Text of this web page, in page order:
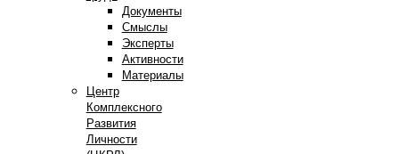
Документы
Смыслы
Эксперты
Активности
Материалы
Центр
Комплексного
Развития
Личности